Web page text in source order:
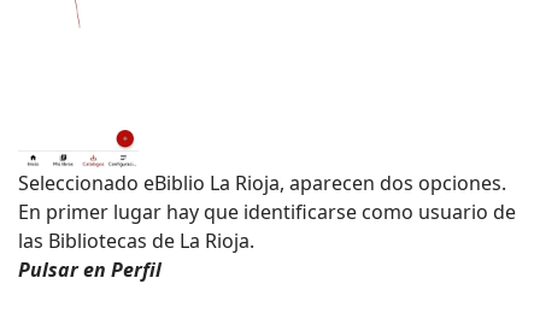
Seleccionado eBiblio La Rioja, aparecen dos opciones.
En primer lugar hay que identificarse como usuario de
las Bibliotecas de La Rioja.
Pulsar en Perfil